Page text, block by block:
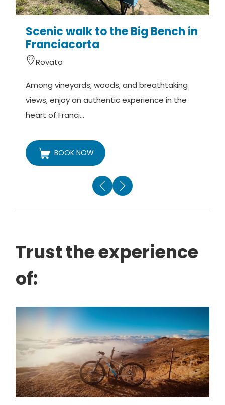
Scenic walk to the Big Bench in
Franciacorta
Rovato
Among vineyards, woods, and breathtaking
views, enjoy an authentic experience in the
heart of Franci...
BOOK NOW
Trust the experience
of: